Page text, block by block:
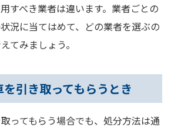
すべき業者は違います。業者ごとの
況に当てはめて、どの業者を選ぶの
てみましょう。
引き取ってもらうとき
ってもらう場合でも、処分方法は通